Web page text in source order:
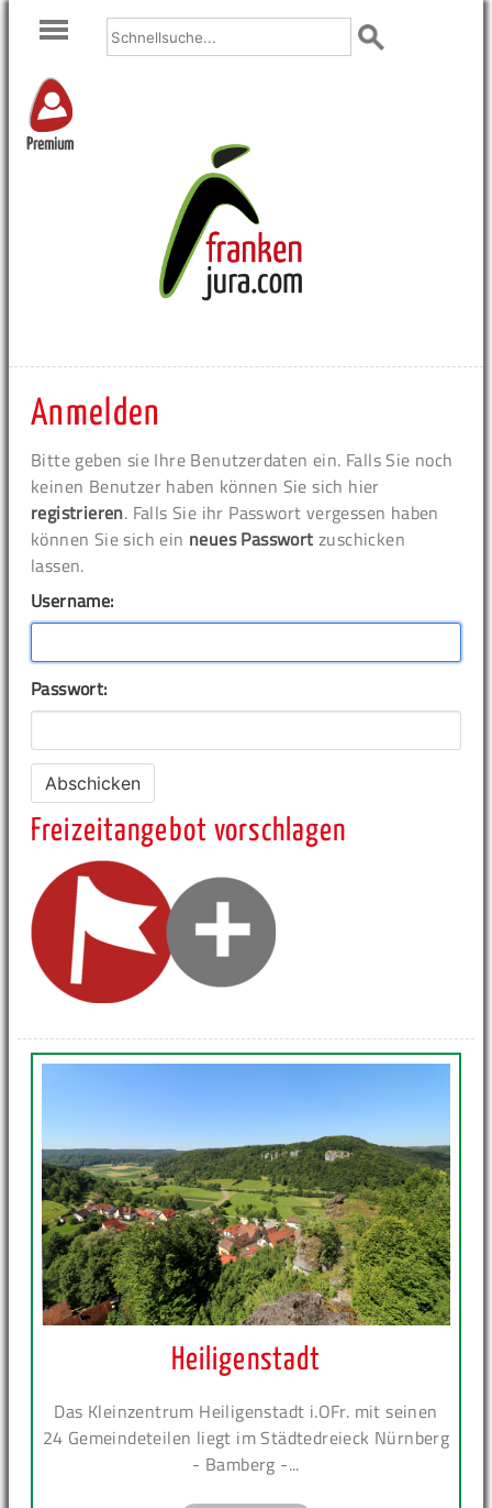
Premium
Anmelden
Bitte geben sie Ihre Benutzerdaten ein. Falls Sie noch
keinen Benutzer haben können Sie sich hier
registrieren. Falls Sie ihr Passwort vergessen haben
können Sie sich ein neues Passwort zuschicken
lassen.
Username:
Passwort:
Freizeitangebot vorschlagen
Heiligenstadt
Das Kleinzentrum Heiligenstadt i.OFr. mit seinen
24 Gemeindeteilen liegt im Städtedreieck Nürnberg
- Bamberg -...